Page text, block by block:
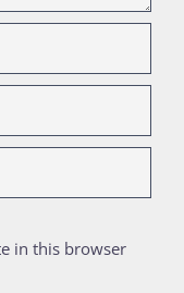
in this browser